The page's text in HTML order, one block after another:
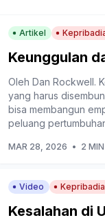
Artikel
Keunggulan
Oleh Dan Rockwell.
yang harus
bisa membangun
peluang
MAR 28, 2026 • 2
Video
Kesalahan di